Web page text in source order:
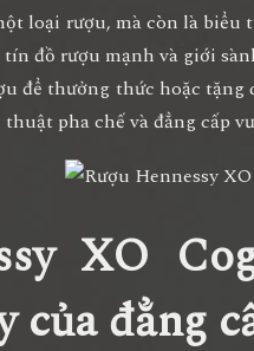
loại rượu, mà còn là
tín đồ rượu mạnh và giới
để thưởng thức hoặc tặng
pha chế và đẳng cấp
XO
đẳng